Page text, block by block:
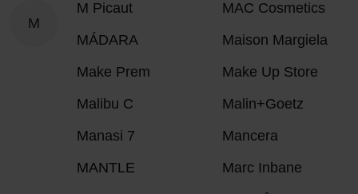
M
M Picaut
MAC Cosmetics
MÁDARA
Maison Margiela
Make Prem
Make Up Store
Malibu C
Malin+Goetz
Manasi 7
Mancera
MANTLE
Marc Inbane